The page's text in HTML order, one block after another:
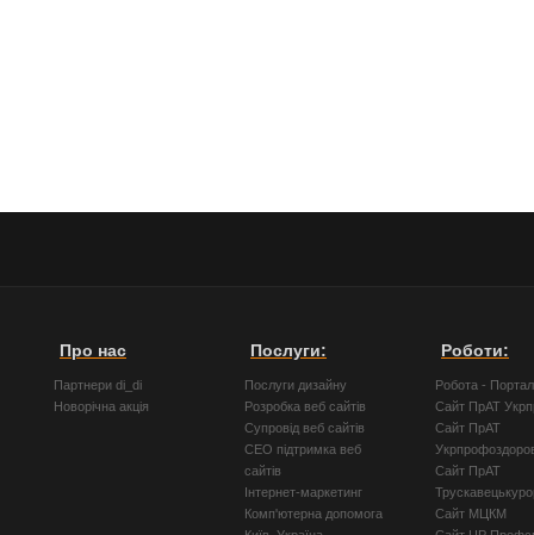
Про нас
Партнери di_di
Новорічна акція
Послуги:
Послуги дизайну
Розробка веб сайтів
Супровід веб сайтів
СЕО підтримка веб
сайтів
Інтернет-маркетинг
Комп'ютерна допомога
Роботи:
Робота -
Сайт ПрАТ
Сайт ПрАТ
Сайт ПрАТ
Сайт МЦКМ